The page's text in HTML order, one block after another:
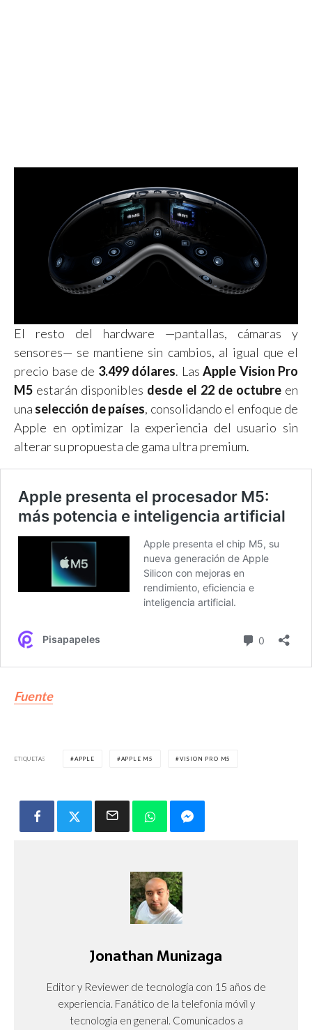
El resto del hardware —pantallas, cámaras y
sensores— se mantiene sin cambios, al igual que el
precio base de 3.499 dólares. Las Apple Vision Pro
M5 estarán disponibles desde el 22 de octubreen
una selección de países, consolidando el enfoque de
Apple en optimizar la experiencia del usuario sin
alterar su propuesta de gama ultra premium.
Fuente
ETIQUETAS APPLE APPLE M5 VISION PRO M5
Jonathan Munizaga
Editor y Reviewer de tecnología con 15 años de
experiencia. Fanático de la telefonía móvil y
tecnología en general. Comunicados a